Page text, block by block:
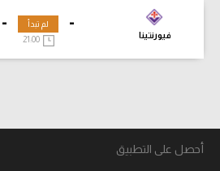
-
فيورنتينا
- لم تبدأ
21:00
أحصل على التطبيق